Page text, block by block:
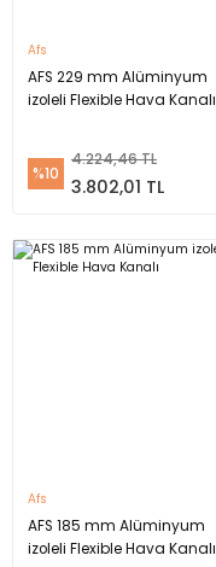
Afs
AFS 229 mm Alüminyum
izoleli Flexible Hava Kanalı
%10
4.224,46 TL
3.802,01 TL
Afs
AFS 185 mm Alüminyum
izoleli Flexible Hava Kanalı